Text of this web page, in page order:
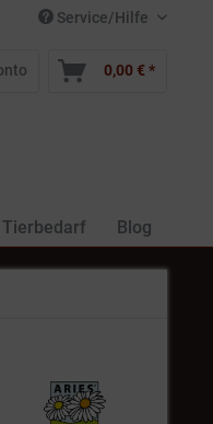
Service/Hilfe
0,00 € *
Blog